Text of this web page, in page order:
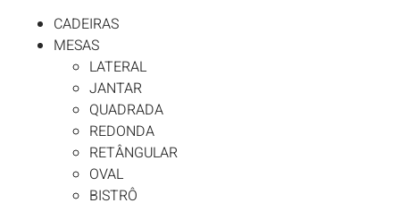
CADEIRAS
MESAS
LATERAL
JANTAR
QUADRADA
REDONDA
RETÂNGULAR
OVAL
BISTRÔ